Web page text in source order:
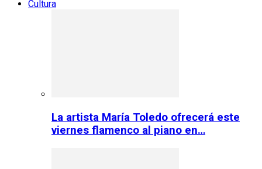
Cultura
La artista María Toledo ofrecerá este
viernes flamenco al piano en…